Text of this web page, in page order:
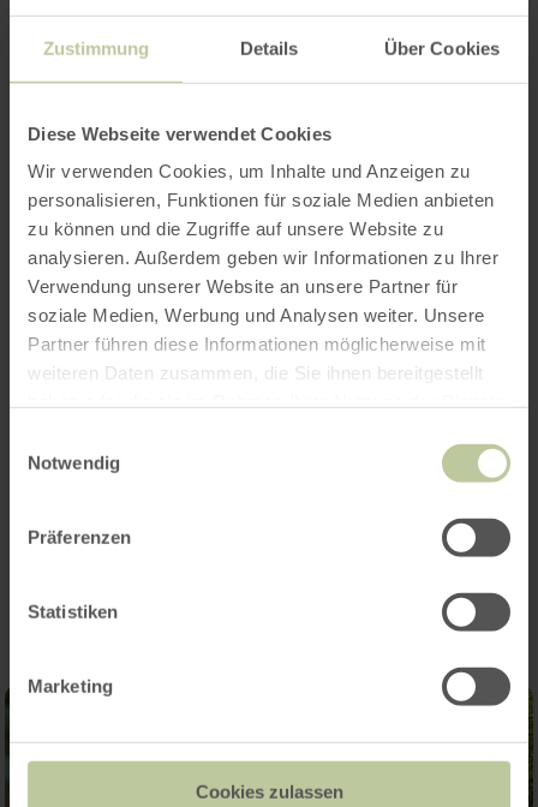
Zustimmung Details Über Cookies
Diese Webseite verwendet Cookies
Wir verwenden Cookies, um Inhalte und Anzeigen zu
personalisieren, Funktionen für soziale Medien anbieten
zu können und die Zugriffe auf unsere Website zu
analysieren. Außerdem geben wir Informationen zu Ihrer
Verwendung unserer Website an unsere Partner für
soziale Medien, Werbung und Analysen weiter. Unsere
Partner führen diese Informationen möglicherweise mit
weiteren Daten zusammen, die Sie ihnen bereitgestellt
Notwendig
Präferenzen
Statistiken
Marketing
Cookies zulassen
Für einen reibunglosen Ablauf benötigen wir
folgende Informationen:
Name der gewünschten Schlemmertour
Datum, wann diese stattfinden soll
Teilnehmeranzahl
Angaben zu Allergien/ Unverträglichkeiten/
Vegetariern, etc.
Ihren Vor- und Nachname
Ihre Postadresse (zwecks
Ihre Mobilnummer